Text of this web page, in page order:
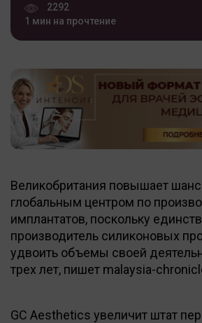
2292
1 мин на прочтение
Великобритания повышает
глобальным центром по
имплантатов, поскольку
производитель силиконовых
удвоить объемы своей
трех лет, пишет malaysia-
GC Aesthetics увеличит штат